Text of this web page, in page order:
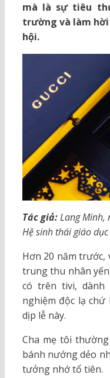
mà là sự tiêu
trường và làm hời
hội.
Tác giả:Lang Minh,
Hệ sinh thái giáo
Hơn 20 năm
trung thu nhân
có trên tivi,
nghiệm độc lạ
dịp lễ này.
Cha mẹ tôi
bánh nướng dẻo
tưởng nhớ tổ tiên.